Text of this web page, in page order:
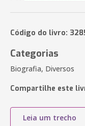
Código do livro:
Categorias
Biografia, Diversos
Compartilhe este
Leia um trecho